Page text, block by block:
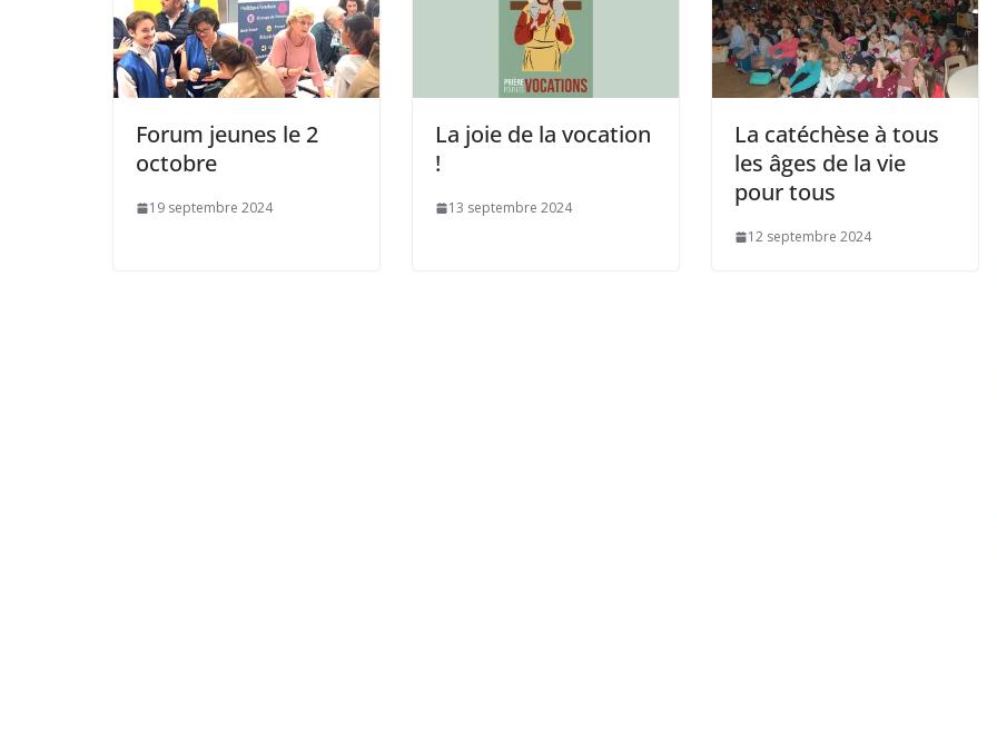
Forum jeunes le 2
octobre
19 septembre 2024
La joie de la vocation
!
13 septembre 2024
La catéchèse à tous
les âges de la vie
pour tous
12 septembre 2024